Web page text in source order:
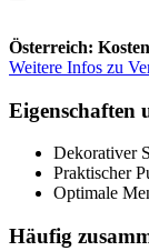
Österreich:
Weitere Infos zu
Eigenschaften
Dekorativer
Praktischer
Optimale
Häufig